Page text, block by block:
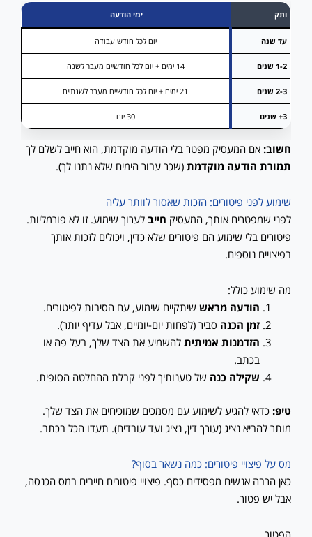
ותק ימי הודעה
עד שנה יום לכל חודש עבודה
1-2 שנים 14 ימים + יום לכל חודשיים מעבר לשנה
2-3 שנים 21 ימים + יום לכל חודשיים מעבר לשנתיים
3+ שנים 30 יום
חשוב: אם המעסיק מפטר בלי הודעה מוקדמת, הוא חייב לשלם לך
תמורת הודעה מוקדמת (שכר עבור הימים שלא נתנו לך).
שימוע לפני פיטורים: הזכות שאסור לוותר עליה
לפני שמפטרים אותך, המעסיק חייב לערוך שימוע. זו לא פורמליות.
פיטורים בלי שימוע הם פיטורים שלא כדין, ויכולים לזכות אותך
בפיצויים נוספים.
מה שימוע כולל:
הודעה מראש שיתקיים שימוע, עם הסיבות לפיטורים.
זמן הכנה סביר (לפחות יום-יומיים, אבל עדיף יותר).
הזדמנות אמיתית להשמיע את הצד שלך, בעל פה או
בכתב.
שקילה כנה של טענותיך לפני קבלת ההחלטה הסופית.
טיפ: כדאי להגיע לשימוע עם מסמכים שמוכיחים את הצד שלך.
מותר להביא נציג (עורך דין, נציג ועד עובדים). תעדו הכל בכתב.
מס על פיצויי פיטורים: כמה נשאר בסוף?
כאן הרבה אנשים מפסידים כסף. פיצויי פיטורים חייבים במס הכנסה,
אבל יש פטור.